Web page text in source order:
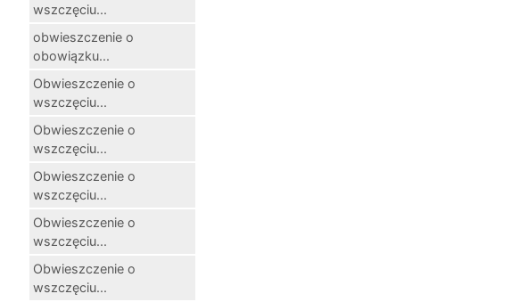
wszczęciu...
obwieszczenie o
obowiązku...
Obwieszczenie o
wszczęciu...
Obwieszczenie o
wszczęciu...
Obwieszczenie o
wszczęciu...
Obwieszczenie o
wszczęciu...
Obwieszczenie o
wszczęciu...